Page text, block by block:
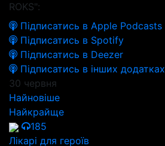
ROKS":
Підписатись в Apple Podcasts
Підписатись в Spotify
Підписатись в Deezer
Підписатись в інших додатках
30 червня
Найновіше
Найкрайще
185
Лікарі для героїв